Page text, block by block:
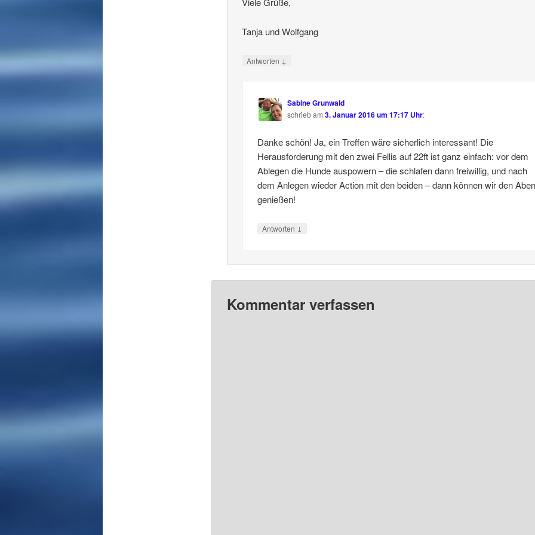
Tanja und Wolfgang
Antworten ↓
Sabine Grunwald
schriebam 3. Januar 2016 um 17:17 Uhr:
Danke schön! Ja, ein Treffen wäre sicherlich interessant! Die
Herausforderung mit den zwei Fellis auf 22ft ist ganz einfach: vor dem
Ablegen die Hunde auspowern – die schlafen dann freiwillig, und nach
dem Anlegen wieder Action mit den beiden – dann können wir den
genießen!
Antworten ↓
Kommentar verfassen